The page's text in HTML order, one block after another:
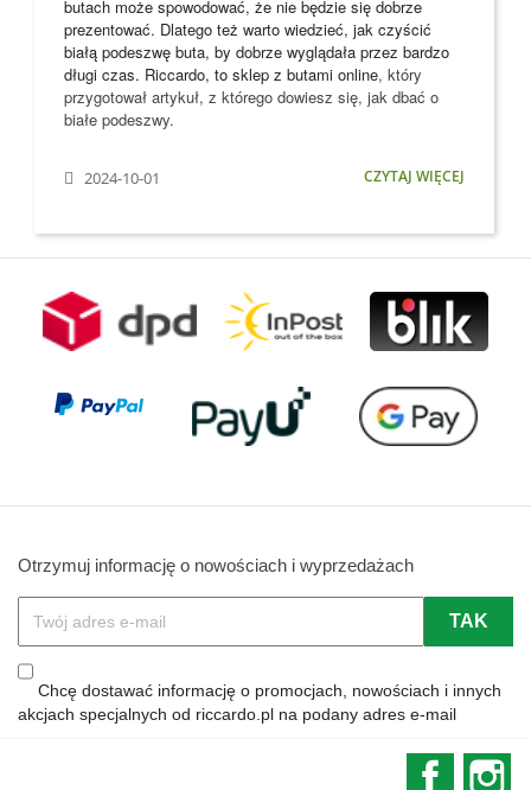
butach może spowodować, że nie będzie się dobrze
prezentować. Dlatego też warto wiedzieć, jak czyścić
białą podeszwę buta, by dobrze wyglądała przez bardzo
długi czas. Riccardo, to sklep z butami online, który
przygotował artykuł, z którego dowiesz się, jak dbać o
białe podeszwy.
2024-10-01 CZYTAJ WIĘCEJ
Otrzymuj informację o nowościach i wyprzedażach
Chcę dostawać informację o promocjach, nowościach i innych
akcjach specjalnych od riccardo.pl na podany adres e-mail